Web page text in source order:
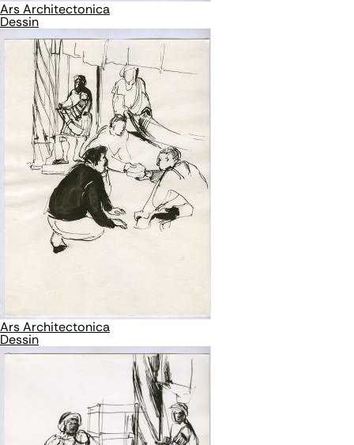
Ars Architectonica
Dessin
Ars Architectonica
Dessin